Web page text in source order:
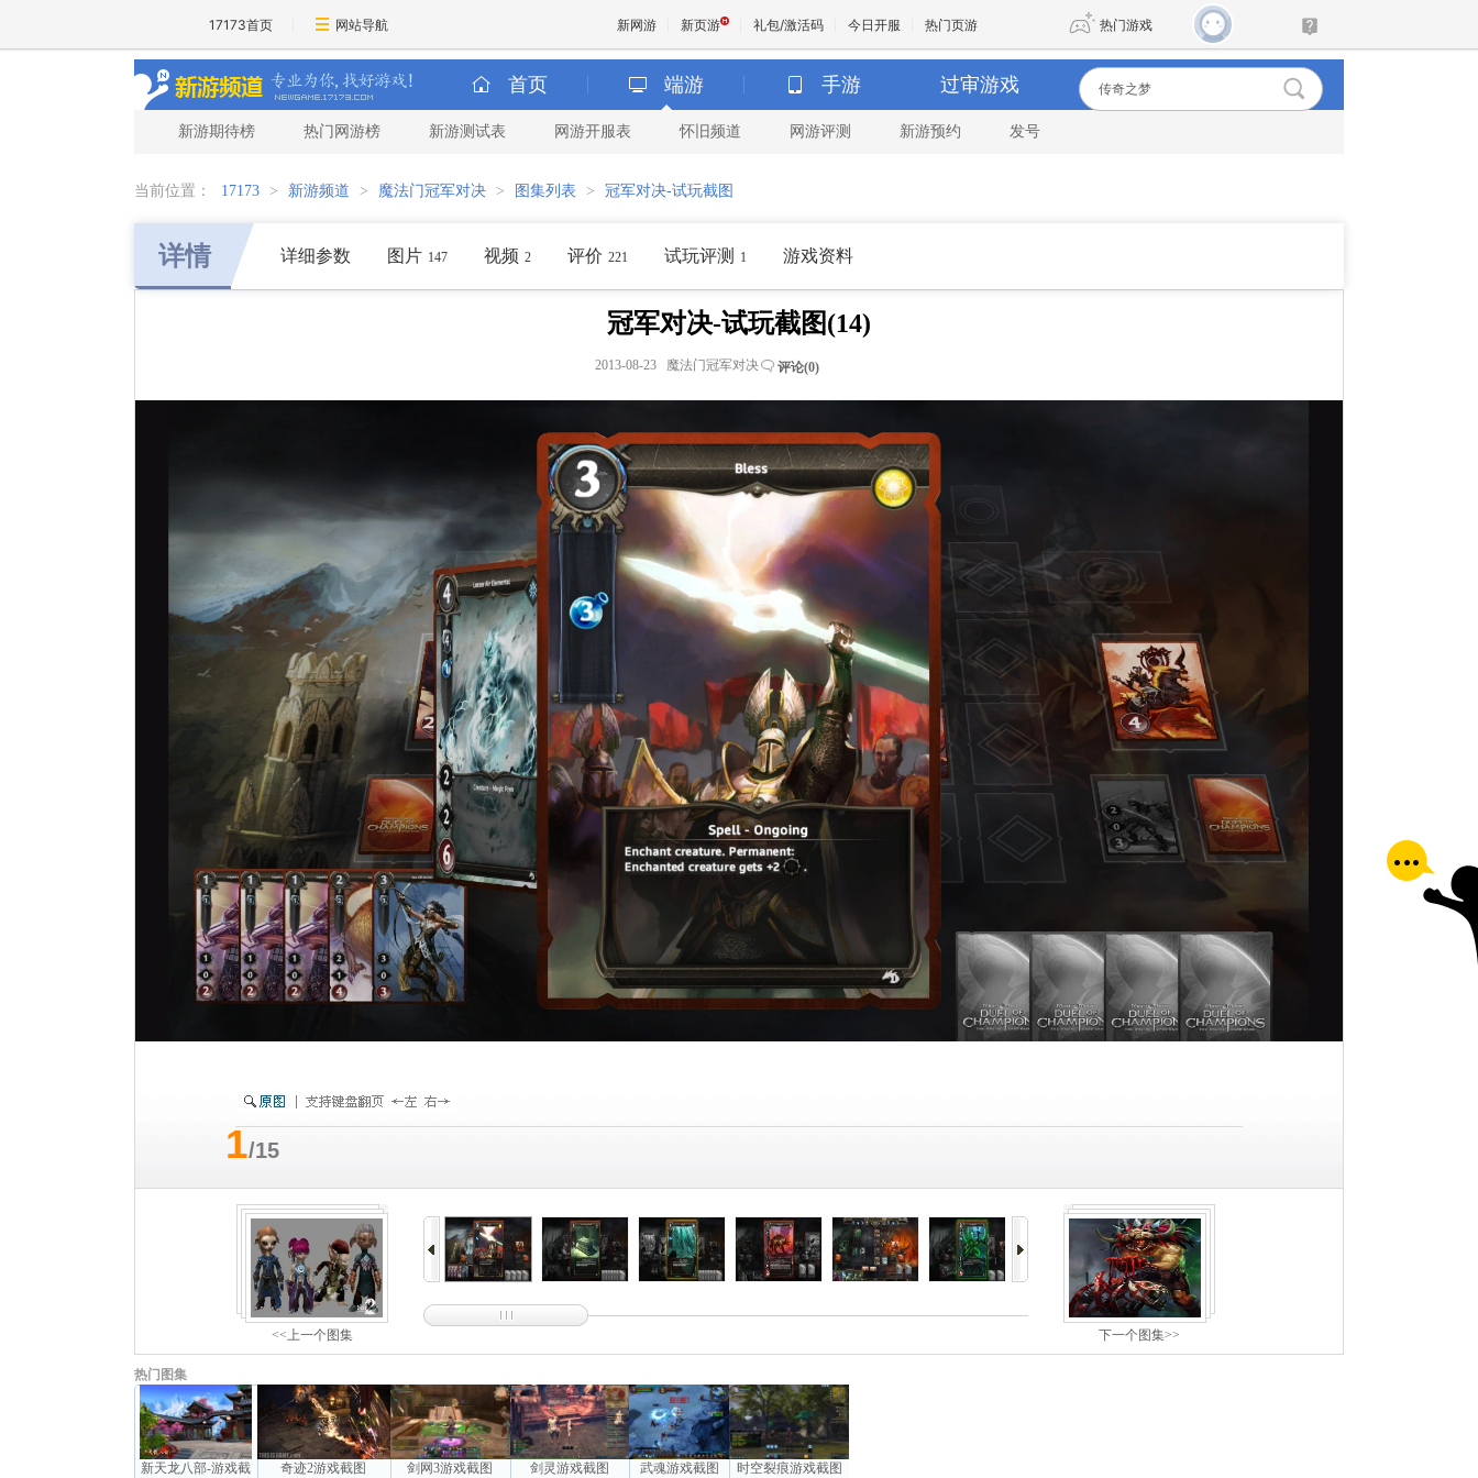
17173首页 网站导航 新网游 新页游 礼包/激活码 今日开服 热门页游 热门游戏
魔兽 DNF
首页 端游 手游 过审游戏
新游期待榜 热门网游榜 新游测试表 网游开服表 怀旧频道 网游评测 新游预约 发号
当前位置： 17173 > 新游频道 > 魔法门冠军对决 > 图集列表 > 冠军对决-试玩截图
详情 详细参数 图片 147 视频 2 评价 221 试玩评测 1 游戏资料
冠军对决-试玩截图(14)
评论(0)
2013-08-23 魔法门冠军对决
1/15
<<上一个图集 下一个图集>>
热门图集
新天龙八部-游戏截 奇迹2游戏截图 剑网3游戏截图 剑灵游戏截图 武魂游戏截图 时空裂痕游戏截图